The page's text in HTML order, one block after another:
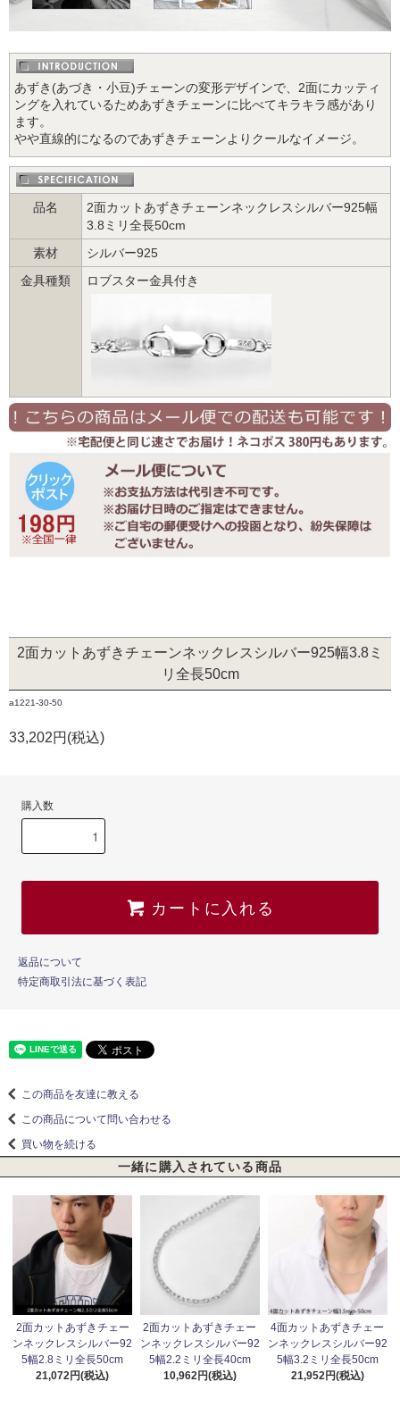
あずき(あづき・小豆)チェーンの変形デザインで、2面にカッティ
ングを入れているためあずきチェーンに比べてキラキラ感があり
ます。
やや直線的になるのであずきチェーンよりクールなイメージ。
品名
2面カットあずきチェーンネックレスシルバー925幅
3.8ミリ全長50cm
素材
シルバー925
金具種類
ロブスター金具付き
2面カットあずきチェーンネックレスシルバー925幅3.8ミ
リ全長50cm
a1221-30-50
33,202円(税込)
購入数
カートに入れる
返品について
特定商取引法に基づく表記
この商品を友達に教える
この商品について問い合わせる
買い物を続ける
一緒に購入されている商品
2面カットあずきチェー
ンネックレスシルバー92
5幅2.8ミリ全長50cm
21,072円(税込)
2面カットあずきチェー
ンネックレスシルバー92
5幅2.2ミリ全長40cm
10,962円(税込)
4面カットあずきチェー
ンネックレスシルバー92
5幅3.2ミリ全長50cm
21,952円(税込)